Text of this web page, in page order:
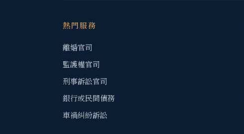
熱門服務
離婚官司
監護權官司
刑事訴訟官司
銀行或民間債務
車禍糾紛訴訟